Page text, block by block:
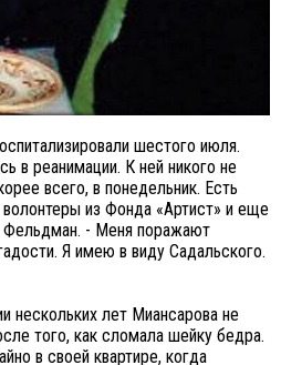
шестого июля.
в реанимации. К ней никого не
всего, в понедельник. Есть
из Фонда «Артист» и еще
Фельдман. - Меня поражают
Я имею в виду Садальского.
нескольких лет Миансарова не
того, как сломала шейку бедра.
в своей квартире, когда